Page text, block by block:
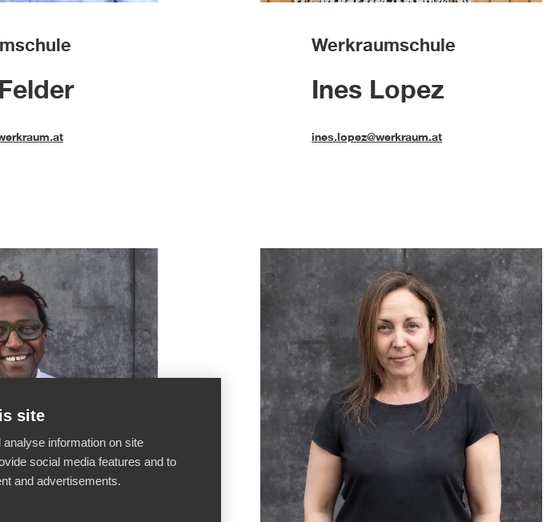
Werkraumschule
Ines Lopez
ines.lopez@werkraum.at
site
information on site
social media features and to
and advertisements.